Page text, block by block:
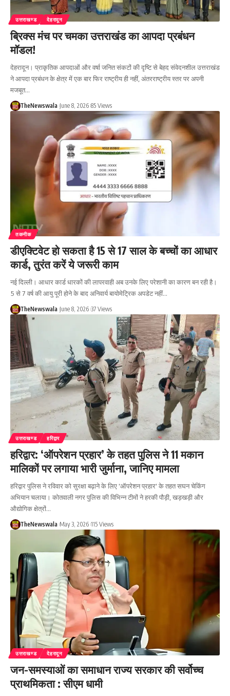
उत्तराखण्ड देहरादून
ब्रिक्स मंच पर चमका उत्तराखंड का आपदा प्रबंधन
मॉडल!
देहरादून। प्राकृतिक आपदाओं और वर्षा जनित संकटों की दृष्टि से बेहद संवेदनशील उत्तराखंड
ने आपदा प्रबंधन के क्षेत्र में एक बार फिर राष्ट्रीय ही नहीं, अंतरराष्ट्रीय स्तर पर अपनी
मजबूत…
TheNewswala June 8, 2026 85 Views
तकनीक
डीएक्टिवेट हो सकता है 15 से 17 साल के बच्चों का आधार
कार्ड, तुरंत करें ये जरूरी काम
नई दिल्ली। आधार कार्ड धारकों की लापरवाही अब उनके लिए परेशानी का कारण बन रही है।
5 से 7 वर्ष की आयु पूरी होने के बाद अनिवार्य बायोमेट्रिक अपडेट नहीं…
TheNewswala June 8, 2026 37 Views
उत्तराखण्ड हरिद्वार
हरिद्वार: ‘ऑपरेशन प्रहार’ के तहत पुलिस ने 11 मकान
मालिकों पर लगाया भारी जुर्माना, जानिए मामला
हरिद्वार पुलिस ने रविवार को सुरक्षा बढ़ाने के लिए 'ऑपरेशन प्रहार' के तहत सघन चेकिंग
अभियान चलाया। कोतवाली नगर पुलिस की विभिन्न टीमों ने हरकी पौड़ी, खड़खड़ी और
औद्योगिक क्षेत्रों…
TheNewswala May 3, 2026 115 Views
उत्तराखण्ड देहरादून
जन-समस्याओं का समाधान राज्य सरकार की सर्वोच्च
प्राथमिकता : सीएम धामी